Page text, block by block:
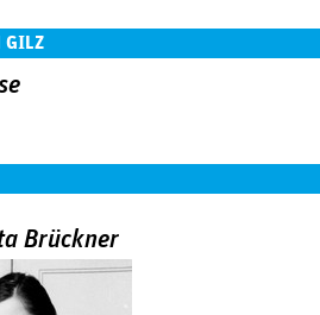
GILZ
Brückner